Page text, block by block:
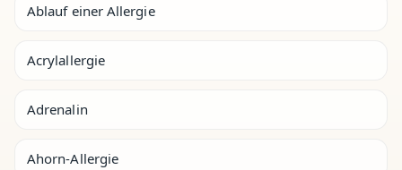
Ablauf einer Allergie
Acrylallergie
Adrenalin
Ahorn-Allergie